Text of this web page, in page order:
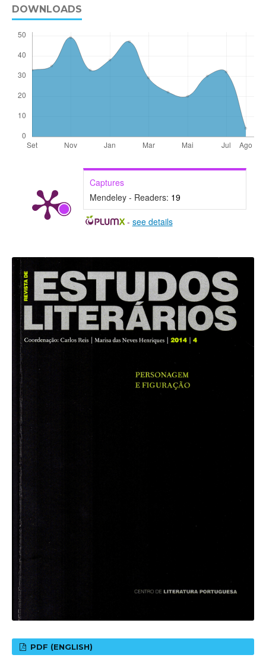
DOWNLOADS
Captures
Mendeley - Readers: 19
- see details
PDF (ENGLISH)